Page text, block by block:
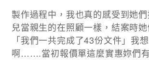
製作過程中，我也真的感受到她
兒當親生的在照顧一樣，結案時
「我們一共完成了43份文件」我
啊…….當初報價單這麼實惠妳們